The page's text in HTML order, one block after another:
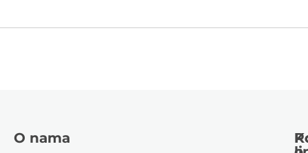
O nama